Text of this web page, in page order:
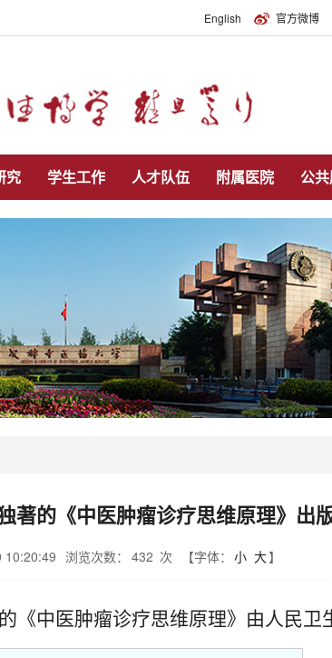
English 官方微博
究 学生工作 人才队伍 附属医院 公
著的《中医肿瘤诊疗思维原理》出
10:20:49 浏览次数： 432 次 【字体： 小 大】
中医肿瘤诊疗思维原理》由人民卫